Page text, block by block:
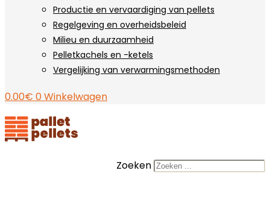
Productie en vervaardiging van pellets
Regelgeving en overheidsbeleid
Milieu en duurzaamheid
Pelletkachels en -ketels
Vergelijking van verwarmingsmethoden
0.00€ 0Winkelwagen
Zoeken